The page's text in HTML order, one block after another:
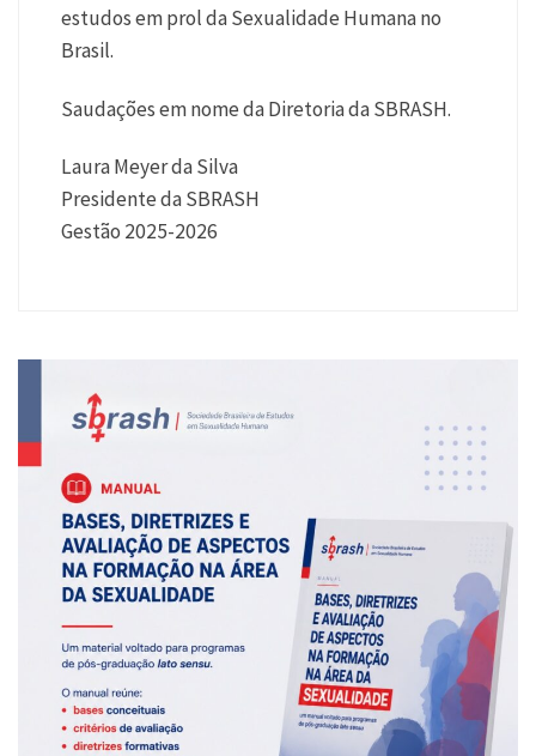
estudos em prol da Sexualidade Humana no
Brasil.
Saudações em nome da Diretoria da SBRASH.
Laura Meyer da Silva
Presidente da SBRASH
Gestão 2025-2026